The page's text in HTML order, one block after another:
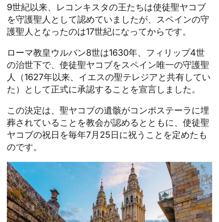
9世紀以来、レコンキスタの王たちは使徒聖ヤコブ
を守護聖人として認めていましたが、スペインの守
護聖人となったのは17世紀になってからです。
ローマ教皇ウルバン8世は1630年、フィリップ4世
の治世下で、使徒聖ヤコブをスペイン唯一の守護聖
人（1627年以来、イエスの聖テレジアと共有してい
た）として正式に承認することを宣言しました。
この決定は、聖ヤコブの遺骸がコンポステーラに埋
葬されていることを教会が認めるとともに、使徒聖
ヤコブの祝日を毎年7月25日に祝うことを定めたも
のです。